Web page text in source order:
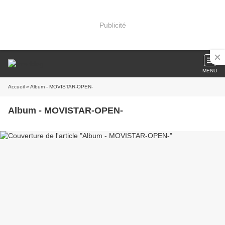
Publicité
MENU
Accueil » Album - MOVISTAR-OPEN-
Album - MOVISTAR-OPEN-